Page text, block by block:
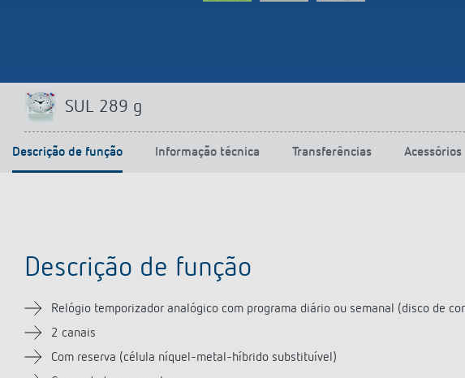
SUL 289 g
Descrição de função Informação técnica Transferências Acessórios
Descrição de função
Relógio temporizador analógico com programa diário ou semanal (disco de
2 canais
Com reserva (célula níquel-metal-híbrido substituível)